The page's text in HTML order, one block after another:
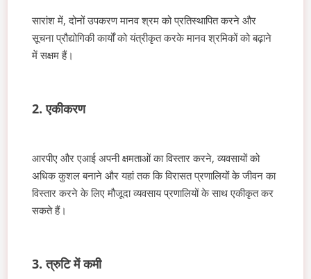
सारांश में, दोनों उपकरण मानव श्रम को प्रतिस्थापित करने और
सूचना प्रौद्योगिकी कार्यों को यंत्रीकृत करके मानव श्रमिकों को बढ़ाने
में सक्षम हैं।
2. एकीकरण
आरपीए और एआई अपनी क्षमताओं का विस्तार करने, व्यवसायों को
अधिक कुशल बनाने और यहां तक कि विरासत प्रणालियों के जीवन का
विस्तार करने के लिए मौजूदा व्यवसाय प्रणालियों के साथ एकीकृत कर
सकते हैं।
3. त्रुटि में कमी